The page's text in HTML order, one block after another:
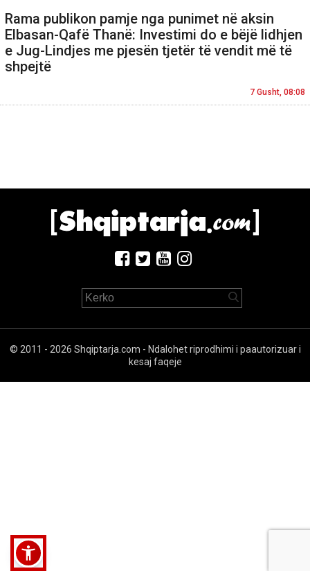
Rama publikon pamje nga punimet në aksin
Elbasan-Qafë Thanë: Investimi do e bëjë lidhjen
e Jug-Lindjes me pjesën tjetër të vendit më të
shpejtë
7 Gusht, 08:08
© 2011 - 2026 Shqiptarja.com - Ndalohet riprodhimi i paautorizuar i
kesaj faqeje